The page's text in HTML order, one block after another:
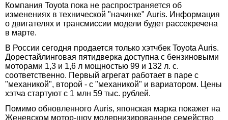
Компания Toyota пока не распространяется об
изменениях в технической "начинке" Auris. Информация
о двигателях и трансмиссии модели будет рассекречена
в марте.
В России сегодня продается только хэтчбек Toyota Auris.
Дорестайлинговая пятидверка доступна с бензиновыми
моторами 1,3 и 1,6 л мощностью 99 и 132 л. с.
соответственно. Первый агрегат работает в паре с
"механикой", второй - с "механикой" и вариатором. Цены
хэтча стартуют с 1 млн 59 тыс. рублей.
Помимо обновленного Auris, японская марка покажет на
Женевском мотор-шоу модернизированное семейство